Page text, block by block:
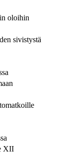
oloihin
sivistystä
XII